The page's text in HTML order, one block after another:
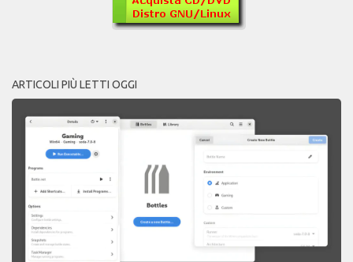
ARTICOLI PIÙ LETTI OGGI